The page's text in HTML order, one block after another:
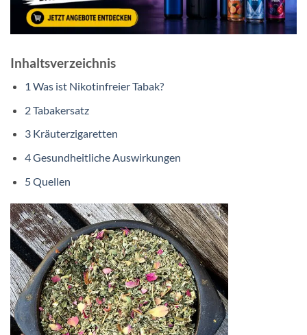
Inhaltsverzeichnis
1 Was ist Nikotinfreier Tabak?
2Tabakersatz
3 Kräuterzigaretten
4Gesundheitliche Auswirkungen
5Quellen